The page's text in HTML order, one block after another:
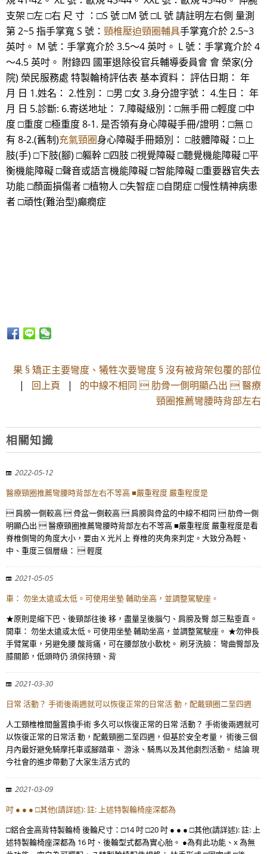
支架 □左 □右 尺 寸 ：□S 號 □M 號 □L 號 請註明左右側 量測
第 2~5 指手掌寬 S 號： 頸椎壓迫頸圈輔具手掌寬介於 2.5~3
英吋。 M 號：手掌寬介於 3.5～4 英吋。 L 號：手掌寬介於 4
～4.5 英吋。 附錄四 國軍退除役官兵輔導委員會 會 榮家(分
院) 榮民服務處 特製輪椅評估表 基本資料： 評估日期： 年
月 日 1.姓名： 2.性別： □男 □女 3.身分證字號： 4.生日： 年
月 日 5.診斷: 6.寄送地址： 7.障礙級別：□無手冊 □輕度 □中
度 □重度 □極重度 8-1. 是否領有身心障礙手冊/證明：□無 □
有 8-2.(舊制)充氣頸圈身心障礙手冊類別： □肢體障礙：□上
肢(手) □下肢(腳) □軀幹 □四肢 □視覺障礙 □聽覺機能障礙 □平
衡機能障礙 □聲音或語言機能障礙 □智能障礙 □重要器官失去
功能 □顏面損傷者 □植物人 □失智症 □自閉症 □慢性精神病患
者 □頑性(難治型)癲癇症
果 § 矯正主要彎度、犧牲次要彎度 § 沒有被背架包覆的部位
| 回上頁 | 的中線不相同  肋骨一側明顯凸出  醫療
頸圈推薦彎腰時背部左右
相關知識
2022-05-12
醫療頸圈推薦彎腰時背部左右不等高 ■嚴重程度 嚴重程度是
 肩膀一側較高  骨盆一側較高  肩膀與骨盆的中線不相同  肋骨一側
明顯凸出  醫療頸圈推薦彎腰時背部左右不等高 ■嚴重程度 嚴重程度是看
脊椎側彎的角度大小，要由 X 光片上 脊椎的夾角來判定。大致分為輕、
中、重度三個層級：  輕度
2021-05-05
車： 勿坐太遠或太低。可使用坐墊 輔助坐高，並調整駕駛座。
★原則是縮下巴、後頸部往後 移，盡量呈後腦勺、肩膀及臀 部三點垂直。
開車： 勿坐太遠或太低。可使用坐墊 輔助坐高，並調整駕駛座。 ★勿伸長
手臂駕車，另避免腰 酸背痛，可在腰部放小軟枕。 刷牙洗臉： 彎曲臀部及
膝關節，低頭時仍 須保持頸、背
2021-03-30
日常 活動？ 手術後兩週就可以恢復正常的日常活 動，配戴頸圈二至四週
人工頸椎椎間盤置換手術 多久可以恢復正常的日常 活動？ 手術後兩週就可
以恢復正常的日常活 動，配戴頸圈二至四週，但基於安全考量， 術後三個
月內最好避免騎摩托車或腳踏車、 游泳、騎馬以及其他劇烈活動。 結論 現
今社會的進步帶動了大家生活方式的
2021-03-09
吋 ● ● ● □其他(請詳述): 註: 上述特製輪椅座深都為
□鋁合金高背特製輪椅 後輪尺寸：□14 吋 □20 吋 ● ● ● □其他(請詳述): 註: 上
述特製輪椅座深都為 16 吋、後輪型式都為實心胎。 ●為有此功能、x 為無